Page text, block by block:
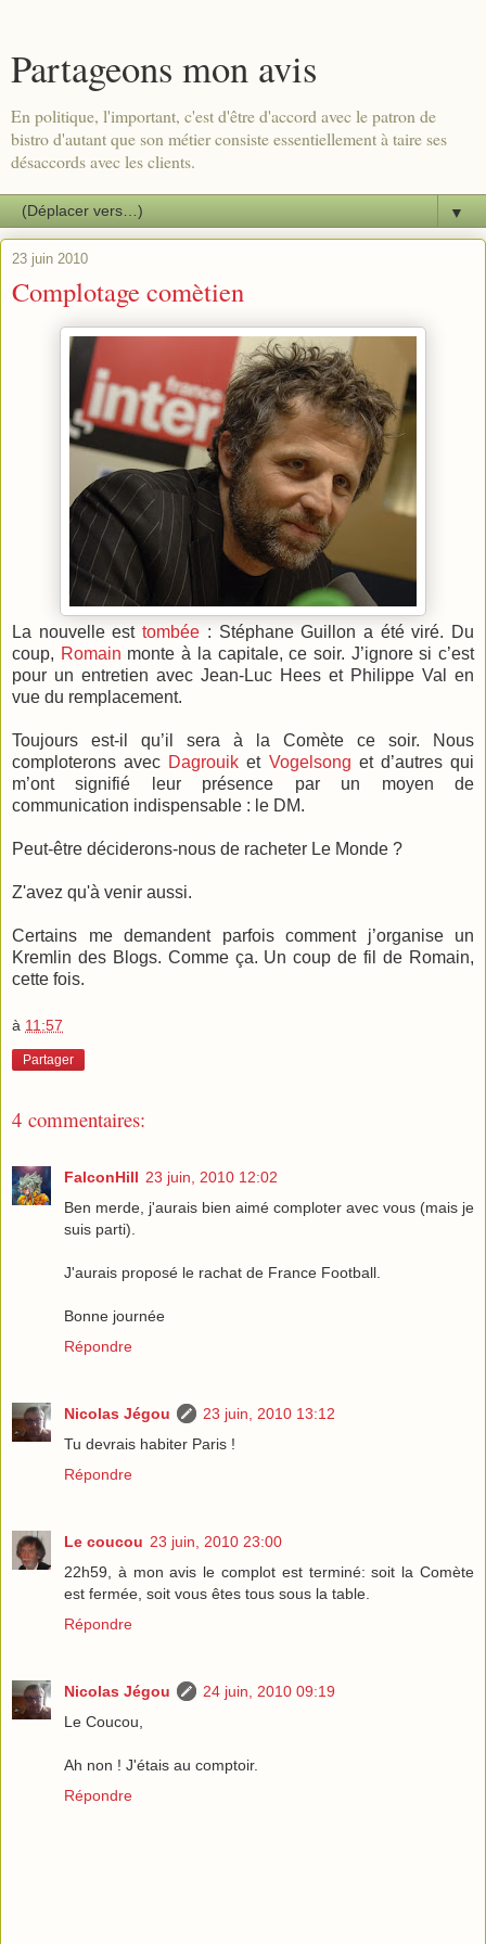
Partageons mon avis
En politique, l'important, c'est d'être d'accord avec le patron de
bistro d'autant que son métier consiste essentiellement à taire ses
désaccords avec les clients.
▼
23 juin 2010
Complotage comètien
La nouvelle esttombée : Stéphane Guillon a été viré. Du
coup, Romain monte à la capitale, ce soir. J’ignore si c’est
pour un entretien avec Jean-Luc Hees et Philippe Val en
vue du remplacement.
Toujours est-il qu’il sera à la Comète ce soir. Nous
comploterons avec Dagrouik et Vogelsong et d’autres qui
m’ont signifié leur présence par un moyen de
communication indispensable : le DM.
Peut-être déciderons-nous de racheter Le Monde ?
Z'avez qu'à venir aussi.
Certains me demandent parfois comment j’organise un
Kremlin des Blogs. Comme ça. Un coup de fil de Romain,
cette fois.
à 11:57
Partager
4 commentaires:
FalconHill 23 juin, 2010 12:02
Ben merde, j'aurais bien aimé comploter avec vous (mais je
suis parti).
J'aurais proposé le rachat de France Football.
Bonne journée
Répondre
Nicolas Jégou
23 juin, 2010 13:12
Tu devrais habiter Paris !
Répondre
Le coucou 23 juin, 2010 23:00
22h59, à mon avis le complot est terminé: soit la Comète
est fermée, soit vous êtes tous sous la table.
Répondre
Nicolas Jégou
24 juin, 2010 09:19
Le Coucou,
Ah non ! J'étais au comptoir.
Répondre